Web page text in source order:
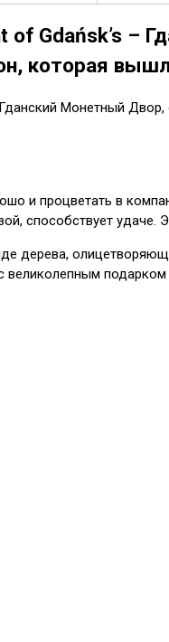
of Gdańsk’s –
которая
Монетный
и процветать в
способствует
дерева,
подарком